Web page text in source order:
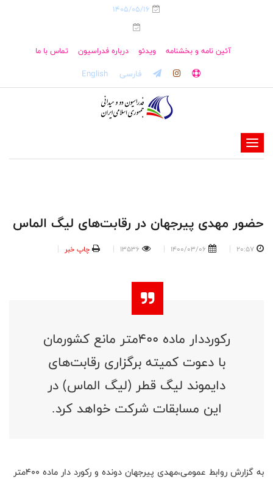
1405/05/16
آئین نامه و بخشنامه ویدئو درباره فدراسیون تماس با ما
فارسی English
-
-
-
-
حضور مهدی پیرجهان در رقابت‌های لیگ الماس
20:57
1400/03/06
13536 چاپ خبر
رکورد‌دار ماده ۴۰۰متر مانع کشورمان
با دعوت کمیته برگزاری رقابت‌های
دایموند لیگ قطر (لیگ الماس) در
این مسابقات شرکت خواهد کرد.
به گزارش روابط عمومی،مهدی پیرجهان دونده و رکورد دار ماده ۴۰۰متر